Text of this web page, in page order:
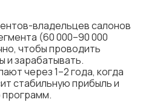
владельцев салонов
(60 000–90 000
чтобы проводить
и зарабатывать.
через 1–2 года, когда
стабильную прибыль и
программ.